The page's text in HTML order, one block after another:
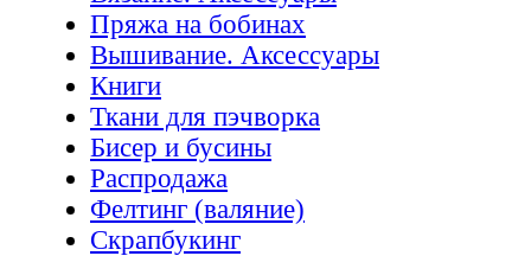
Пряжа на бобинах
Вышивание. Аксессуары
Книги
Ткани для пэчворка
Бисер и бусины
Распродажа
Фелтинг (валяние)
Скрапбукинг